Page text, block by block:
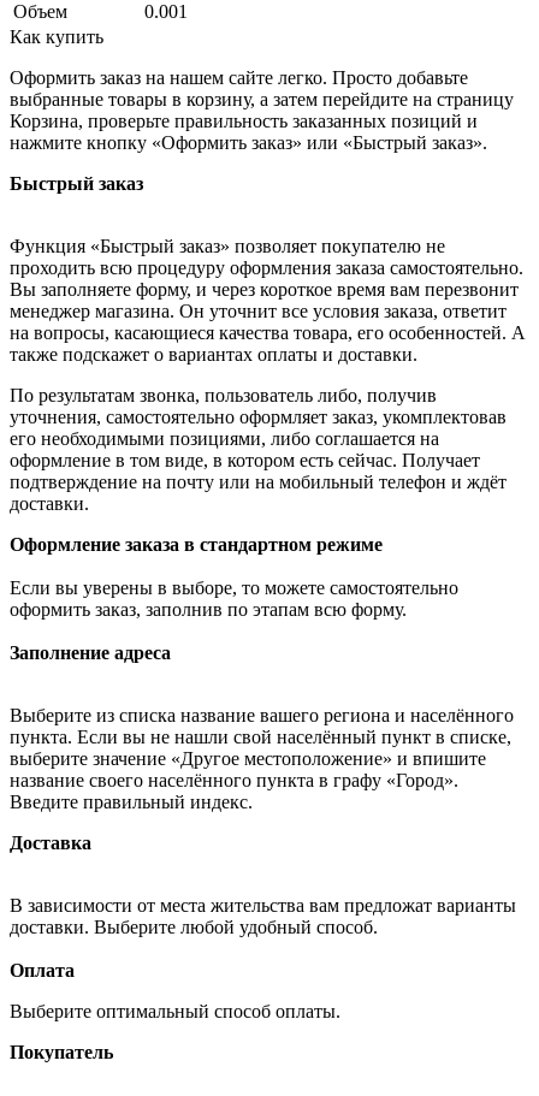
Объем
0.001
Как купить
Оформить заказ на нашем сайте легко. Просто добавьте
выбранные товары в корзину, а затем перейдите на страницу
Корзина, проверьте правильность заказанных позиций и
нажмите кнопку «Оформить заказ» или «Быстрый заказ».
Быстрый заказ
Функция «Быстрый заказ» позволяет покупателю не
проходить всю процедуру оформления заказа самостоятельно.
Вы заполняете форму, и через короткое время вам перезвонит
менеджер магазина. Он уточнит все условия заказа, ответит
на вопросы, касающиеся качества товара, его особенностей. А
также подскажет о вариантах оплаты и доставки.
По результатам звонка, пользователь либо, получив
уточнения, самостоятельно оформляет заказ, укомплектовав
его необходимыми позициями, либо соглашается на
оформление в том виде, в котором есть сейчас. Получает
подтверждение на почту или на мобильный телефон и ждёт
доставки.
Оформление заказа в стандартном режиме
Если вы уверены в выборе, то можете самостоятельно
оформить заказ, заполнив по этапам всю форму.
Заполнение адреса
Выберите из списка название вашего региона и населённого
пункта. Если вы не нашли свой населённый пункт в списке,
выберите значение «Другое местоположение» и впишите
название своего населённого пункта в графу «Город».
Введите правильный индекс.
Доставка
В зависимости от места жительства вам предложат варианты
доставки. Выберите любой удобный способ.
Оплата
Выберите оптимальный способ оплаты.
Покупатель